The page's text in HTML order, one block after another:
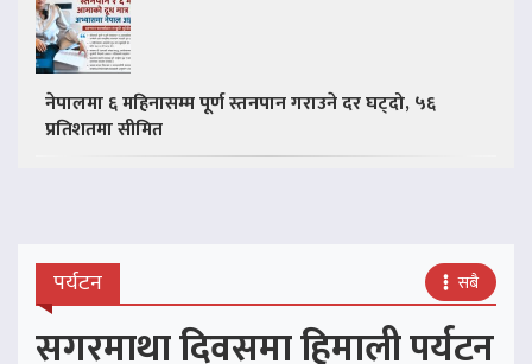
नेपालमा ६ महिनासम्म पूर्ण स्तनपान गराउने दर घट्दो, ५६
प्रतिशतमा सीमित
पर्यटन सबै
सगरमाथा दिवसमा हिमाली पर्यटन